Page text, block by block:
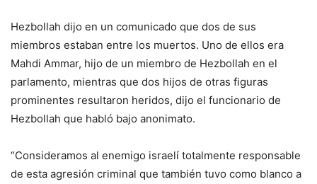
Hezbollah dijo en un comunicado que dos de sus
miembros estaban entre los muertos. Uno de ellos era
Mahdi Ammar, hijo de un miembro de Hezbollah en el
parlamento, mientras que dos hijos de otras figuras
prominentes resultaron heridos, dijo el funcionario de
Hezbollah que habló bajo anonimato.
“Consideramos al enemigo israelí totalmente responsable
de esta agresión criminal que también tuvo como blanco a